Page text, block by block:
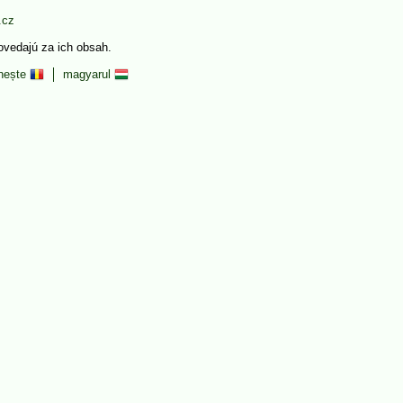
za ich obsah.
magyarul